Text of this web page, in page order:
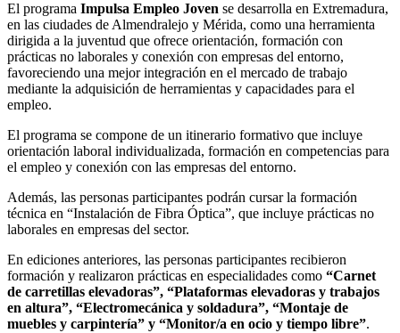
El programa Impulsa Empleo Joven se desarrolla en Extremadura,
en las ciudades de Almendralejo y Mérida, como una herramienta
dirigida a la juventud que ofrece orientación, formación con
prácticas no laborales y conexión con empresas del entorno,
favoreciendo una mejor integración en el mercado de trabajo
mediante la adquisición de herramientas y capacidades para el
empleo.
El programa se compone de un itinerario formativo que incluye
orientación laboral individualizada, formación en competencias para
el empleo y conexión con las empresas del entorno.
Además, las personas participantes podrán cursar la formación
técnica en “Instalación de Fibra Óptica”, que incluye prácticas no
laborales en empresas del sector.
En ediciones anteriores, las personas participantes recibieron
formación y realizaron prácticas en especialidades como “Carnet
de carretillas elevadoras”, “Plataformas elevadoras y trabajos
en altura”, “Electromecánica y soldadura”, “Montaje de
muebles y carpintería” y “Monitor/a en ocio y tiempo libre”.